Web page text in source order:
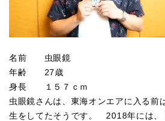
名前 虫眼鏡
年齢 27歳
身長 １５７ｃｍ
虫眼鏡さんは、東海オンエアに入る前
生をしてたそうです。 2018年には、